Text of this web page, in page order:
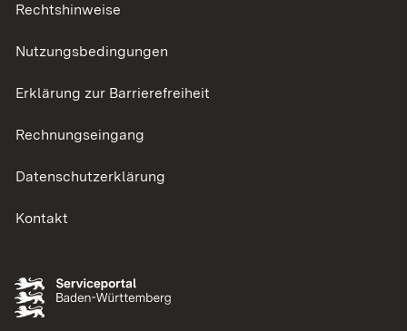
Rechtshinweise
Nutzungsbedingungen
Erklärung zur Barrierefreiheit
Rechnungseingang
Datenschutzerklärung
Kontakt